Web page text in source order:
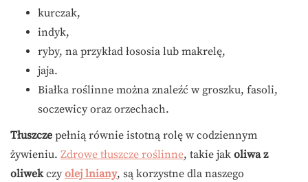
kurczak,
indyk,
ryby, na przykład łososia lub makrelę,
jaja.
Białka roślinne można znaleźć w groszku, fasoli,
soczewicy oraz orzechach.
Tłuszcze pełnią równie istotną rolę w codziennym
żywieniu. Zdrowe tłuszcze roślinne, takie jak oliwa z
oliwekczy olej lniany, są korzystne dla naszego